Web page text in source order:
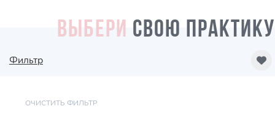
ВЫБЕРИ СВОЮ ПРАКТИКУ
Фильтр
ОЧИСТИТЬ ФИЛЬТР